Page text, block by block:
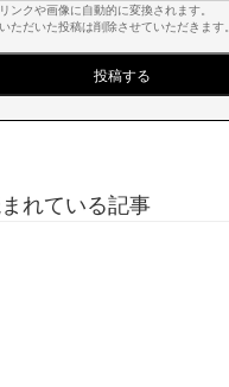
ンクや画像に自動的に変換されます。
ただいた投稿は削除させていただきます。
れている記事